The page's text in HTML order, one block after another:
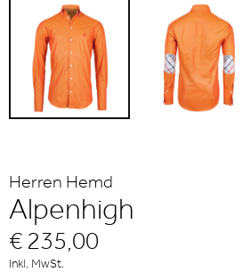
Herren Hemd
Alpenhigh
€ 235,00
Inkl. MwSt.